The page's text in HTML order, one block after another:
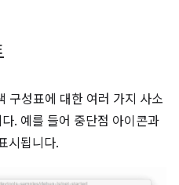
구성표에 대한 여러 가지 사소
. 예를 들어 중단점 아이콘과
시됩니다.